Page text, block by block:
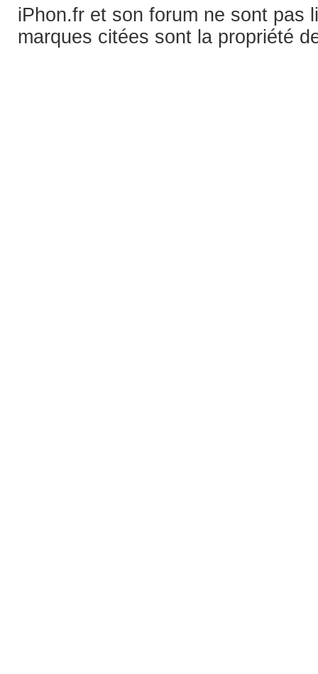
iPhon.fr et son forum ne sont pas
marques citées sont la propriété